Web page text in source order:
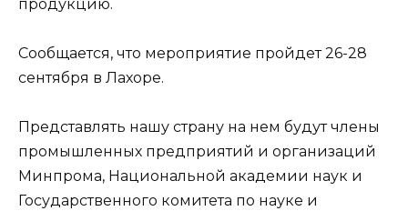
продукцию.
Сообщается, что мероприятие пройдет 26-28
сентября в Лахоре.
Представлять нашу страну на нем будут члены
промышленных предприятий и организаций
Минпрома, Национальной академии наук и
Государственного комитета по науке и